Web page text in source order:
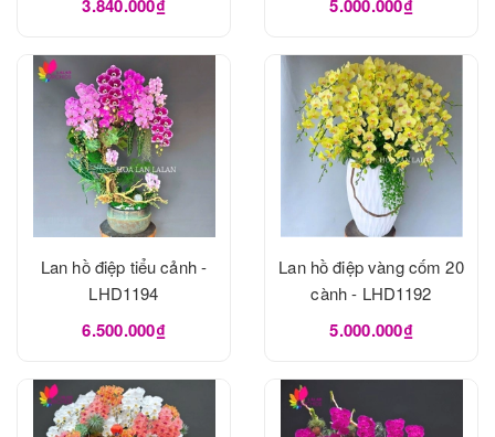
3.840.000₫ 5.000.000₫
Lan hồ điệp tiểu cảnh -
LHD1194
6.500.000₫
Lan hồ điệp vàng cốm 20
cành - LHD1192
5.000.000₫